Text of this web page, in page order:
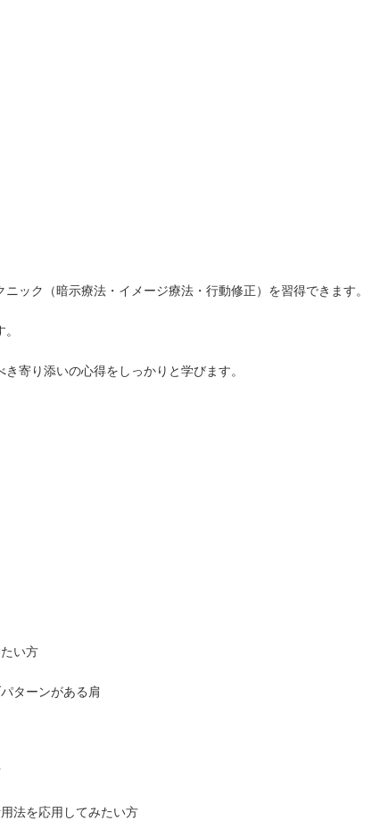
ック（暗示療法・イメージ療法・行動修正）を習得できます。
寄り添いの心得をしっかりと学びます。
い方
ターンがある肩
法を応用してみたい方